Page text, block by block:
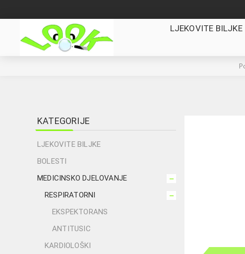
LJEKOVITE BILJKE
KATEGORIJE
LJEKOVITE BILJKE
BOLESTI
MEDICINSKO DJELOVANJE
RESPIRATORNI
EKSPEKTORANS
ANTITUSIC
KARDIOLOŠKI